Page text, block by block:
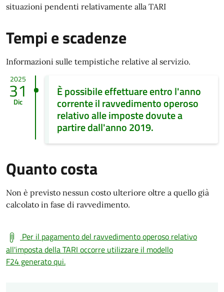
situazioni pendenti relativamente alla TARI
Tempi e scadenze
Informazioni sulle tempistiche relative al servizio.
2025
31
Dic
È possibile effettuare entro l'anno
corrente il ravvedimento operoso
relativo alle imposte dovute a
partire dall'anno 2019.
Quanto costa
Non è previsto nessun costo ulteriore oltre a quello già
calcolato in fase di ravvedimento.
Per il pagamento del ravvedimento operoso relativo
all'imposta della TARI occorre utilizzare il modello
F24 generato qui.